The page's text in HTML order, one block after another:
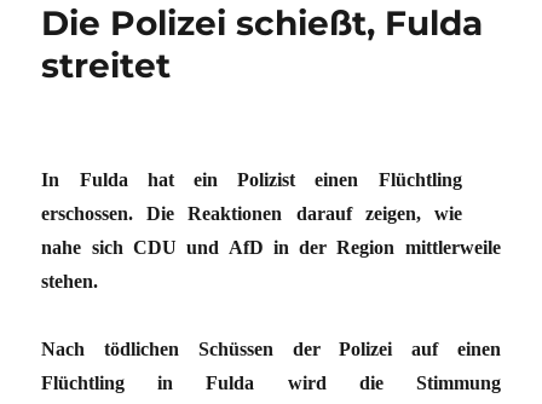
Die Polizei schießt, Fulda
streitet
In Fulda hat ein Polizist einen Flüchtling
erschossen. Die Reaktionen darauf zeigen, wie
nahe sich CDU und AfD in der Region mittlerweile
stehen.
Nach tödlichen Schüssen der Polizei auf einen
Flüchtling in Fulda wird die Stimmung